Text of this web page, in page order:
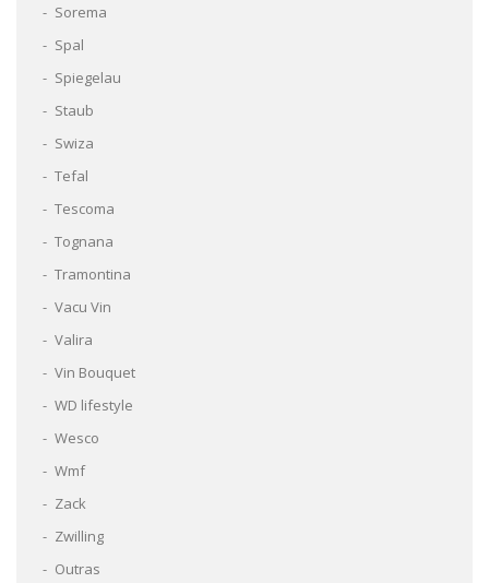
Sorema
Spal
Spiegelau
Staub
Swiza
Tefal
Tescoma
Tognana
Tramontina
Vacu Vin
Valira
Vin Bouquet
WD lifestyle
Wesco
Wmf
Zack
Zwilling
Outras